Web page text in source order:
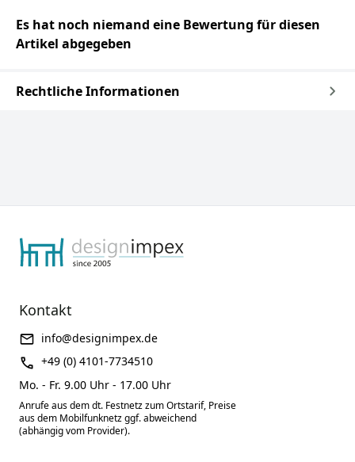
Es hat noch niemand eine Bewertung für diesen
Artikel abgegeben
Rechtliche Informationen
Kontakt
info@designimpex.de
+49 (0) 4101-7734510
Mo. - Fr. 9.00 Uhr - 17.00 Uhr
Anrufe aus dem dt. Festnetz zum Ortstarif, Preise
aus dem Mobilfunknetz ggf. abweichend
(abhängig vom Provider).